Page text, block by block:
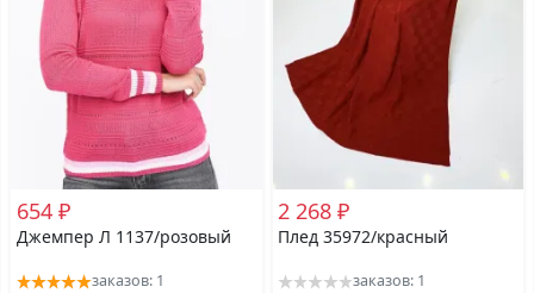
654 ₽
Джемпер Л 1137/розовый
заказов: 1
2 268 ₽
Плед 35972/красный
заказов: 1